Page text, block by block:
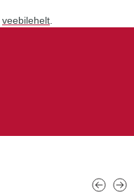
veebilehelt